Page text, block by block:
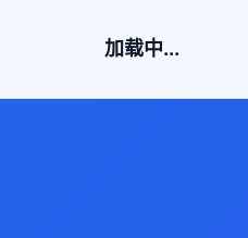
加载中...